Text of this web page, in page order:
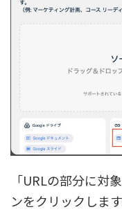
「URLの部分に対
ンをクリックします